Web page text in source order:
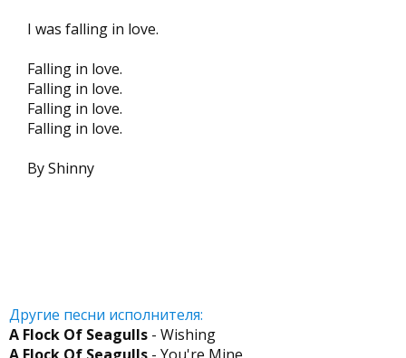
I was falling in love.
Falling in love.
Falling in love.
Falling in love.
Falling in love.
By Shinny
Другие песни исполнителя:
A Flock Of Seagulls - Wishing